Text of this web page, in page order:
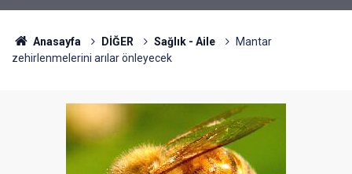
Anasayfa DİĞER Sağlık - Aile
Mantar
zehirlenmelerini arılar önleyecek